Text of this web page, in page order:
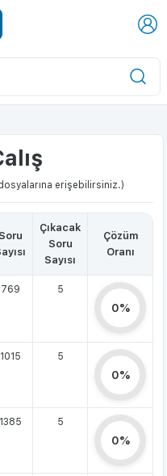
erişebilirsiniz.)
Soru
Çıkacak
Soru
Sayısı
Çözüm
Oranı
769 5
0%
1015 5
0%
1385 5
0%